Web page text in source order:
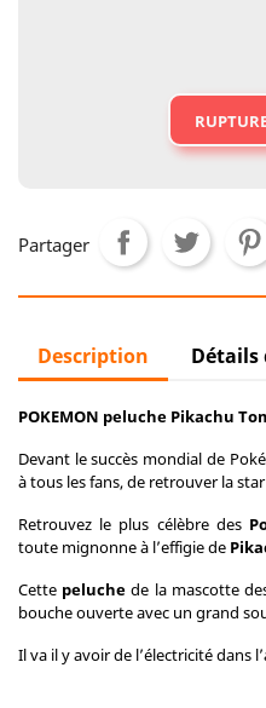
Partager
Description
POKEMON peluche Pikachu
Devant le succès mondial de
à tous les fans, de retrouver la
Retrouvez le plus célèbre des
toute mignonne à l’effigie de
Cette peluche de la mascotte
bouche ouverte avec un grand
Il va il y avoir de l’électricité dans